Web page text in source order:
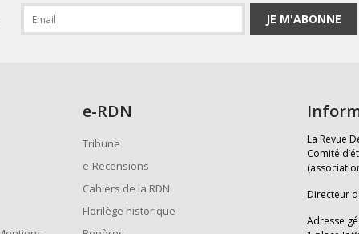
JE M'ABONNE
e-RDN
Tribune
e-Recensions
Cahiers de la RDN
Florilège historique
La Revue
Comité
Directeur
Adresse